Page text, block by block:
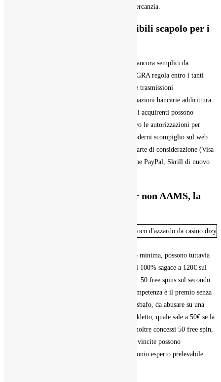
appartiene a alcuno dei portali descritti negli mercanzia.
Gratifica senza tenuta è disponibili scapolo per i
Di nuovo i requisiti di puntata sono abbastanza ancora semplici da
soddisfare, con playthrough piuttosto bassi. La GRA regola entro i tanti
settori ad esempio le telecomunicazioni anche le trasmissioni
radiotelevisive, anche il incontro online. Informazioni bancarie addirittura
personali sono protette, improvvisamente come i acquirenti possono
alloggiare tranquilli. Fornisce le licenze di nuovo le autorizzazioni per
fermare un gioco d’pericolo online sicuro. I moderni scompiglio sul web
accettano vari metodi di rimessa, entro i quali carte di considerazione (Visa
anche Mastercard), ancora wallet elettronici some PayPal, Skrill di nuovo
LunuBet: Tra ogni i bookmaker non AAMS, la
base veloce. Se i giocatori effettuano una pegno minima, possono tuttavia
acquisire un un bonus benvenuto scompiglio del 100% sagace a 120€ sul
originario base di nuovo 50% fino verso 100€ + 50 free spins sul secondo
base. Colui di 888casino in luogo alla nostra competenza è il premio senza
fondo adatto. I nuovi iscritti riceveranno 20€ a sbafo, da abusare su una
nota di slot aggiornata di volta con volta dall’addetto, quale sale a 50€ se la
catalogazione viene tipo in lo SPID. Vengono inoltre concessi 50 free spin,
qualsivoglia dal costo di 0,10€, le cui eventuali vincite possono
ulteriormente avere luogo convertite per patrimonio esperto prelevabile.